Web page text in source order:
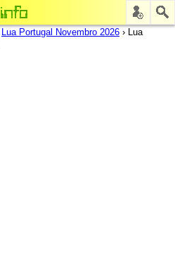
Lua Portugal Novembro 2026 › Lua